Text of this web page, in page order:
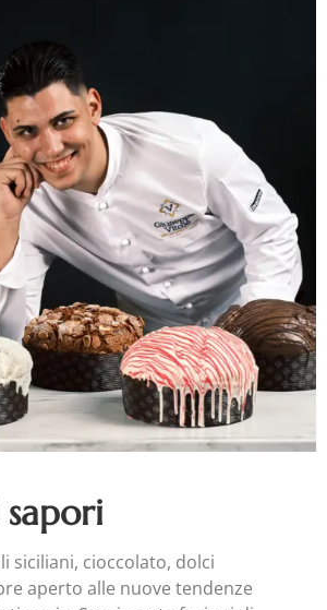
siciliani, cioccolato, dolci
aperto alle nuove tendenze